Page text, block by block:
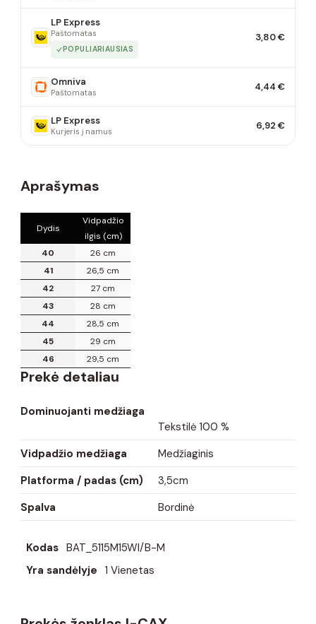
LP Express
Paštomatas
POPULIARIAUSIAS
3,80 €
Omniva
Paštomatas 4,44 €
LP Express
Kurjeris į namus 6,92 €
Aprašymas
Dydis
Vidpadžio
ilgis (cm)
40
26 cm
41
26,5 cm
42
27 cm
43
28 cm
44
28,5 cm
45
29 cm
46
29,5 cm
Prekė detaliau
Dominuojanti medžiaga
Tekstilė 100 %
Vidpadžio medžiaga
Medžiaginis
Platforma / padas (cm)
3,5cm
Spalva
Bordinė
Kodas BAT_5115M15WI/B-M
Yra sandėlyje 1 Vienetas